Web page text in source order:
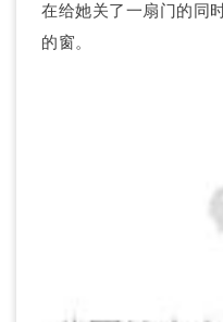
在给她关了一扇门的同
的窗。